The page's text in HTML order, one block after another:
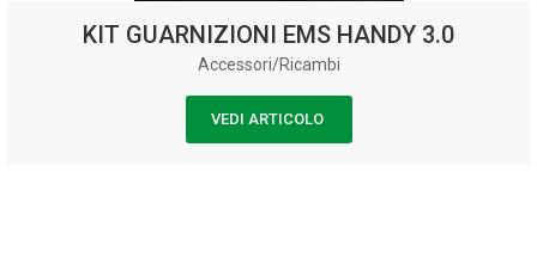
KIT GUARNIZIONI EMS HANDY 3.0
Accessori/Ricambi
VEDI ARTICOLO